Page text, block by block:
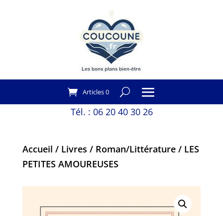
Articles 0
Tél. : 06 20 40 30 26
Accueil / Livres / Roman/Littérature/ LES
PETITES AMOUREUSES